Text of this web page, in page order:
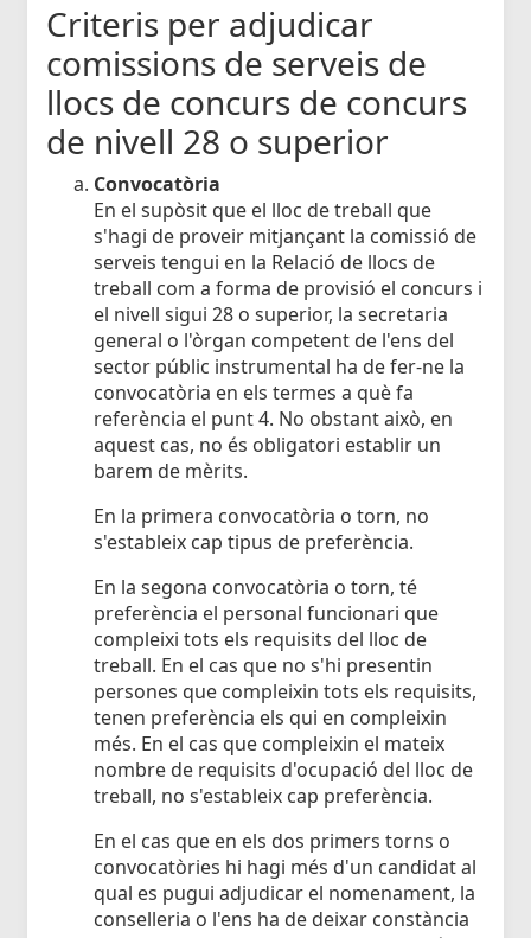
Criteris per adjudicar
comissions de serveis de
llocs de concurs de concurs
de nivell 28 o superior
Convocatòria
En el supòsit que el lloc de treball que
s'hagi de proveir mitjançant la comissió de
serveis tengui en la Relació de llocs de
treball com a forma de provisió el concurs i
el nivell sigui 28 o superior, la secretaria
general o l'òrgan competent de l'ens del
sector públic instrumental ha de fer-ne la
convocatòria en els termes a què fa
referència el punt 4. No obstant això, en
aquest cas, no és obligatori establir un
barem de mèrits.
En la primera convocatòria o torn, no
s'estableix cap tipus de preferència.
En la segona convocatòria o torn, té
preferència el personal funcionari que
compleixi tots els requisits del lloc de
treball. En el cas que no s'hi presentin
persones que compleixin tots els requisits,
tenen preferència els qui en compleixin
més. En el cas que compleixin el mateix
nombre de requisits d'ocupació del lloc de
treball, no s'estableix cap preferència.
En el cas que en els dos primers torns o
convocatòries hi hagi més d'un candidat al
qual es pugui adjudicar el nomenament, la
conselleria o l'ens ha de deixar constància